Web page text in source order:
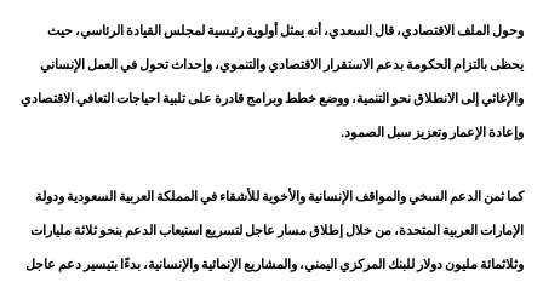
وحول الملف الاقتصادي، قال السعدي، أنه يمثل أولوية رئيسية لمجلس القيادة الرئاسي، حيث
يحظى بالتزام الحكومة بدعم الاستقرار الاقتصادي والتنموي، وإحداث تحول في العمل الإنساني
والإغاثي إلى الانطلاق نحو التنمية، ووضع خطط وبرامج قادرة على تلبية احياجات التعافي الاقتصادي
وإعادة الإعمار وتعزيز سبل الصمود.
كما ثمن الدعم السخي والمواقف الإنسانية والأخوية للأشقاء في المملكة العربية السعودية ودولة
الإمارات العربية المتحدة، من خلال إطلاق مسار عاجل لتسريع استيعاب الدعم بنحو ثلاثة مليارات
وثلاثمائة مليون دولار للبنك المركزي اليمني، والمشاريع الإنمائية والإنسانية، بدءًا بتيسير دعم عاجل